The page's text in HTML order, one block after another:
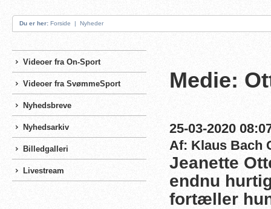
Du er her: Forside | Nyheder
Videoer fra On-Sport
Videoer fra SvømmeSport
Nyhedsbreve
Nyhedsarkiv
Billedgalleri
Livestream
Medie:
25-03-2020
Af: Klaus Bach
Jeanette
endnu
fortæller